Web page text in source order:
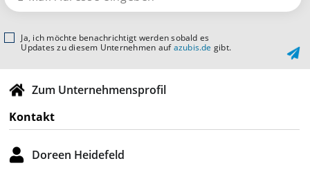
Ja, ich möchte benachrichtigt werden sobald es
Updates zu diesem Unternehmen aufazubis.de gibt.
Zum Unternehmensprofil
Kontakt
Doreen Heidefeld